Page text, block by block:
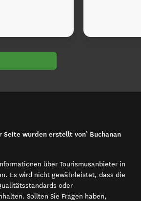
Seite wurden erstellt von’ Buchanan
über Tourismusanbieter in
Es wird nicht gewährleistet, dass die
oder
Sollten Sie Fragen haben,